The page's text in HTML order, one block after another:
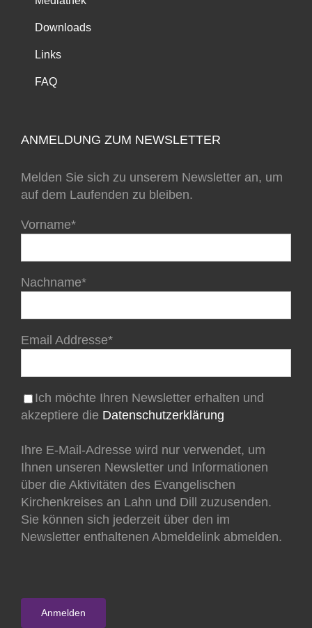
Downloads
Links
FAQ
ANMELDUNG ZUM NEWSLETTER
Melden Sie sich zu unserem Newsletter an, um
auf dem Laufenden zu bleiben.
Vorname*
Nachname*
Email Addresse*
Ich möchte Ihren Newsletter erhalten und
akzeptiere die Datenschutzerklärung
Ihre E-Mail-Adresse wird nur verwendet, um
Ihnen unseren Newsletter und Informationen
über die Aktivitäten des Evangelischen
Kirchenkreises an Lahn und Dill zuzusenden.
Sie können sich jederzeit über den im
Newsletter enthaltenen Abmeldelink abmelden.